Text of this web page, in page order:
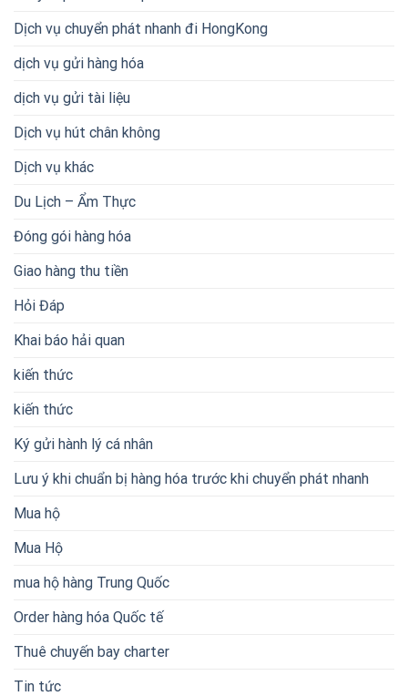
Dịch vụ chuyển phát nhanh đi HongKong
dịch vụ gửi hàng hóa
dịch vụ gửi tài liệu
Dịch vụ hút chân không
Dịch vụ khác
Du Lịch – Ẩm Thực
Đóng gói hàng hóa
Giao hàng thu tiền
Hỏi Đáp
Khai báo hải quan
kiến thức
kiến thức
Ký gửi hành lý cá nhân
Lưu ý khi chuẩn bị hàng hóa trước khi chuyển phát nhanh
Mua hộ
Mua Hộ
mua hộ hàng Trung Quốc
Order hàng hóa Quốc tế
Thuê chuyến bay charter
Tin tức